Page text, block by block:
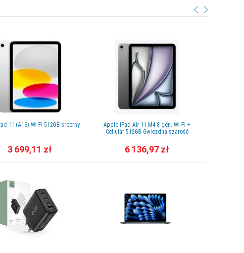
11 (A16) Wi-Fi 512GB srebrny
3 699,11 zł
Apple iPad Air 11 M4 8 gen. Wi-Fi +
Cellular 512GB Gwiezdna szarość
6 136,97 zł